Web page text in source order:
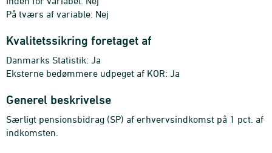
På tværs af variable: Nej
Kvalitetssikring foretaget af
Danmarks Statistik: Ja
Eksterne bedømmere udpeget af KOR: Ja
Generel beskrivelse
Særligt pensionsbidrag (SP) af erhvervsindkomst på 1 pct. af
indkomsten.